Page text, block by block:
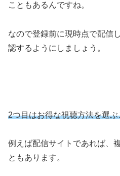
こともあるんですね。
なので登録前に現時点で配信
認するようにしましょう。
2つ目はお得な視聴方法を選ぶ
例えば配信サイトであれば、
ともあります。